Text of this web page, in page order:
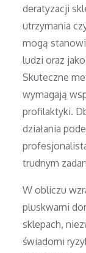
deratyzacji
utrzymania
mogą
ludzi oraz
Skuteczne
wymagają
profilaktyki.
działania
trudnym
W obliczu
pluskwami
sklepach,
świadomi